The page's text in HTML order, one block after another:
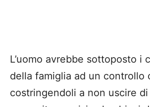
L’uomo avrebbe sottoposto i
della famiglia ad un controllo
costringendoli a non uscire di